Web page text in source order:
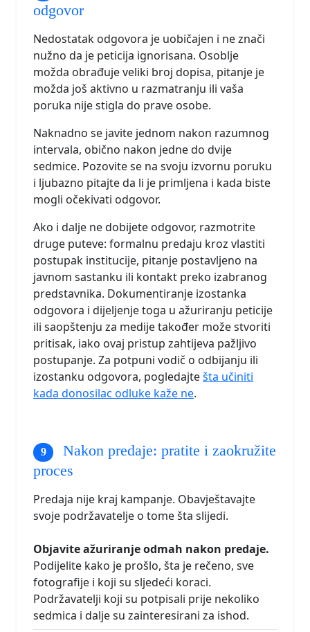
odgovor
Nedostatak odgovora je uobičajen i ne znači
nužno da je peticija ignorisana. Osoblje
možda obrađuje veliki broj dopisa, pitanje je
možda još aktivno u razmatranju ili vaša
poruka nije stigla do prave osobe.
Naknadno se javite jednom nakon razumnog
intervala, obično nakon jedne do dvije
sedmice. Pozovite se na svoju izvornu poruku
i ljubazno pitajte da li je primljena i kada biste
mogli očekivati odgovor.
Ako i dalje ne dobijete odgovor, razmotrite
druge puteve: formalnu predaju kroz vlastiti
postupak institucije, pitanje postavljeno na
javnom sastanku ili kontakt preko izabranog
predstavnika. Dokumentiranje izostanka
odgovora i dijeljenje toga u ažuriranju peticije
ili saopštenju za medije također može stvoriti
pritisak, iako ovaj pristup zahtijeva pažljivo
postupanje. Za potpuni vodič o odbijanju ili
izostanku odgovora, pogledajtešta učiniti
kada donosilac odluke kaže ne.
Nakon predaje: pratite i zaokružite
proces
Predaja nije kraj kampanje. Obavještavajte
svoje podržavatelje o tome šta slijedi.
Objavite ažuriranje odmah nakon predaje.
Podijelite kako je prošlo, šta je rečeno, sve
fotografije i koji su sljedeći koraci.
Podržavatelji koji su potpisali prije nekoliko
sedmica i dalje su zainteresirani za ishod.